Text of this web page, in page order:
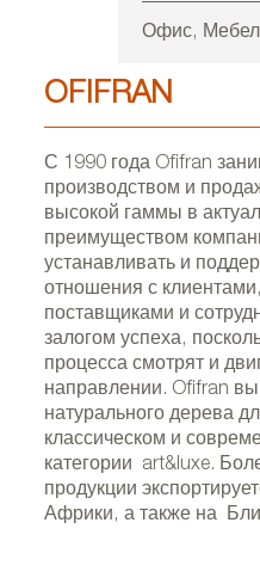
Офис,
OFIFRAN
С 1990 года Ofifran
производством и
высокой гаммы в
преимуществом
устанавливать и
отношения с
поставщиками и
залогом успеха,
процесса смотрят и
направлении. Ofifran
натурального дерева
классическом и
категории art&luxe.
продукции
Африки, а также на